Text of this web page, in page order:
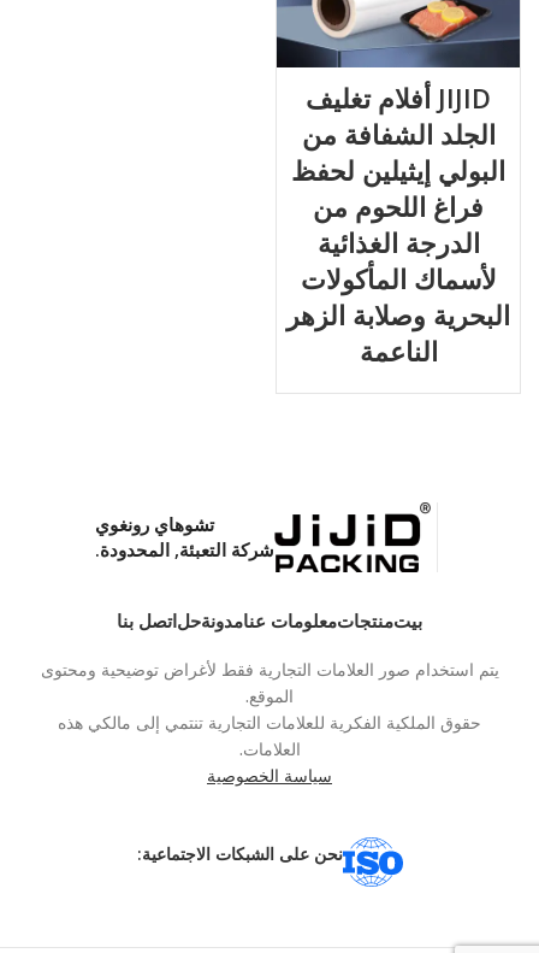
JIJID أفلام تغليف
الجلد الشفافة من
البولي إيثيلين لحفظ
فراغ اللحوم من
الدرجة الغذائية
لأسماك المأكولات
البحرية وصلابة الزهر
الناعمة
تشوهاي رونغوي
شركة التعبئة, المحدودة.
بيتمنتجاتمعلومات عنامدونةحلاتصل بنا
يتم استخدام صور العلامات التجارية فقط لأغراض توضيحية ومحتوى
الموقع.
حقوق الملكية الفكرية للعلامات التجارية تنتمي إلى مالكي هذه
العلامات.
سياسة الخصوصية
نحن على الشبكات الاجتماعية: